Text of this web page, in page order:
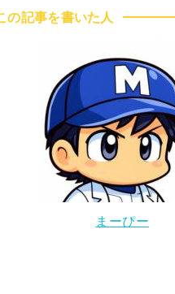
の記事を書いた人
まーぴー